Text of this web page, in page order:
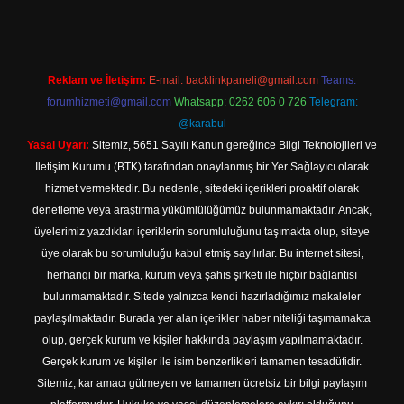
Reklam ve İletişim: E-mail: backlinkpaneli@gmail.com Teams:
forumhizmeti@gmail.com Whatsapp: 0262 606 0 726 Telegram:
@karabul
Yasal Uyarı: Sitemiz, 5651 Sayılı Kanun gereğince Bilgi Teknolojileri ve
İletişim Kurumu (BTK) tarafından onaylanmış bir Yer Sağlayıcı olarak
hizmet vermektedir. Bu nedenle, sitedeki içerikleri proaktif olarak
denetleme veya araştırma yükümlülüğümüz bulunmamaktadır. Ancak,
üyelerimiz yazdıkları içeriklerin sorumluluğunu taşımakta olup, siteye
üye olarak bu sorumluluğu kabul etmiş sayılırlar. Bu internet sitesi,
herhangi bir marka, kurum veya şahıs şirketi ile hiçbir bağlantısı
bulunmamaktadır. Sitede yalnızca kendi hazırladığımız makaleler
paylaşılmaktadır. Burada yer alan içerikler haber niteliği taşımamakta
olup, gerçek kurum ve kişiler hakkında paylaşım yapılmamaktadır.
Gerçek kurum ve kişiler ile isim benzerlikleri tamamen tesadüfidir.
Sitemiz, kar amacı gütmeyen ve tamamen ücretsiz bir bilgi paylaşım